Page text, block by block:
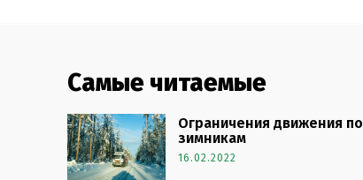
Самые читаемые
Ограничения движения по
зимникам
16.02.2022